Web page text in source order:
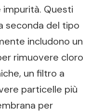
Questi
seconda del tipo
includono un
rimuovere cloro
un filtro a
particelle più
per